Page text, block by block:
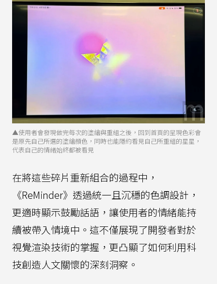
▲使用者會發現做完每次的塗繪與重組之後，回到首頁的呈現色彩會
是原先自己所選的塗繪顏色，同時也能隱約看見自己所重組的星星，
代表自己的情緒始終都被看見
在將這些碎片重新組合的過程中，
《ReMinder》透過統一且沉穩的色調設計，
更適時顯示鼓勵話語，讓使用者的情緒能持
續被帶入情境中。這不僅展現了開發者對於
視覺渲染技術的掌握，更凸顯了如何利用科
技創造人文關懷的深刻洞察。